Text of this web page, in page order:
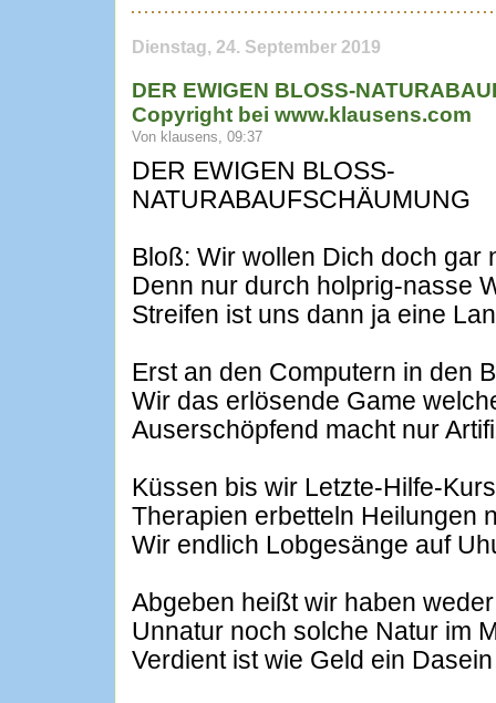
Dienstag, 24. September 2019
DER EWIGEN BLOSS-
Copyright bei www.klausens.com
Von klausens, 09:37
DER EWIGEN BLOSS-
NATURABAUFSCHÄUMUNG
Bloß: Wir wollen Dich doch gar
Denn nur durch holprig-nasse
Streifen ist uns dann ja eine
Erst an den Computern in den
Wir das erlösende Game
Auserschöpfend macht nur
Küssen bis wir Letzte-Hilfe-
Therapien erbetteln Heilungen
Wir endlich Lobgesänge auf
Abgeben heißt wir haben
Unnatur noch solche Natur im
Verdient ist wie Geld ein